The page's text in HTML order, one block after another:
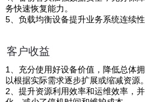
务快速恢复能力。
5、负载均衡设备提升业务系统连续
客户收益
1、充分使用好设备价值，降低总体
以根据实际需求逐步扩展或缩减资源。
2、提升资源利用效率和运维效率，